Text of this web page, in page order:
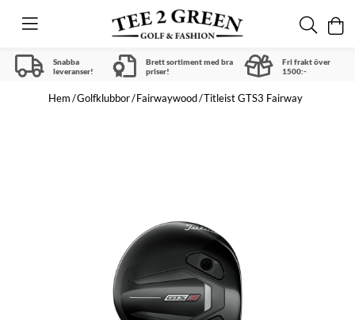
Snabba
leveranser!
Brett sortiment med bra
priser!
Fri frakt över
1500:-
Hem Golfklubbor Fairwaywood Titleist GTS3 Fairway